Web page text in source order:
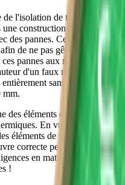
l'isolation de toiture, les
une construction avec des
des pannes. Ces pannes
de ne pas gêner ou l'on
pannes aux regards. La
d'un faux mur et/ou d'un
sans pannes
mm.
éléments de toiture
En vue des normes
éléments de toiture sont à
correcte permet de
en matière d'isolation :
!